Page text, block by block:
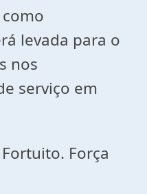
levada para o
nos
serviço em
Força